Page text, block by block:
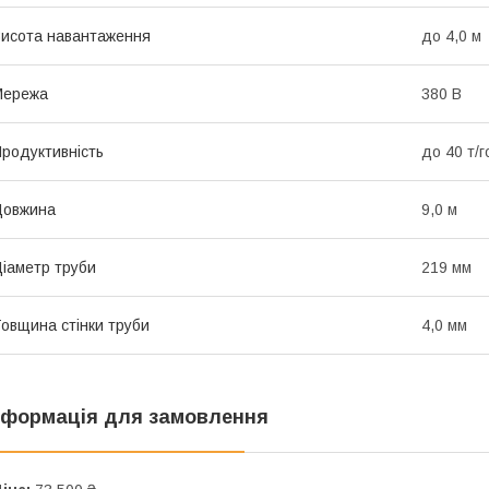
навантаження до 4,0 м
380 В
до 40 т/
9,0 м
труби 219 мм
стінки труби 4,0 мм
для замовлення